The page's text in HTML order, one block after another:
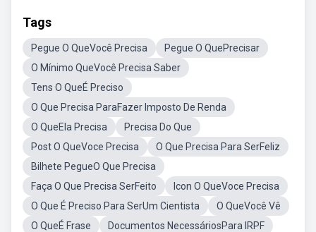
Tags
Pegue O QueVocê Precisa
Pegue O QuePrecisar
O Mínimo QueVocê Precisa Saber
Tens O QueÉ Preciso
O Que Precisa ParaFazer Imposto De Renda
O QueEla Precisa
Precisa Do Que
Post O QueVoce Precisa
O Que Precisa Para SerFeliz
Bilhete PegueO Que Precisa
Faça O Que Precisa SerFeito
Icon O QueVoce Precisa
O Que É Preciso Para SerUm Cientista
O QueVocê Vê
O QueÉ Frase
Documentos NecessáriosPara IRPF